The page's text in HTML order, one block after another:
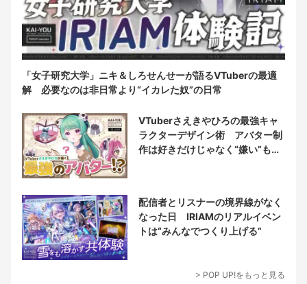
「女子研究大学」ニキ＆しろせんせーが語るVTuberの最適
解 必要なのは非日常より“イカレた奴”の日常
VTuberさえきやひろの最強キャ
ラクターデザイン術 アバター制
作は好きだけじゃなく“嫌い”もブ
配信者とリスナーの境界線がなく
なった日 IRIAMのリアルイベン
トは“みんなでつくり上げる”
> POP UP!をもっと見る